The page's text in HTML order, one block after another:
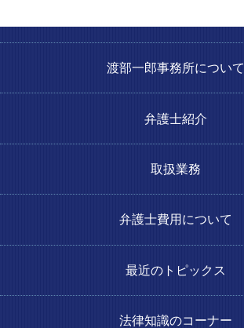
渡部一郎事務所について
弁護士紹介
取扱業務
弁護士費用について
最近のトピックス
法律知識のコーナー